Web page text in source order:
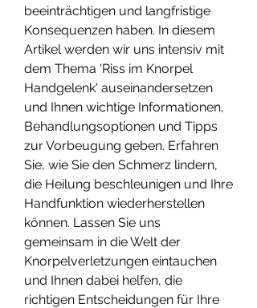
beeinträchtigen und langfristige
Konsequenzen haben. In diesem
Artikel werden wir uns intensiv mit
dem Thema 'Riss im Knorpel
Handgelenk' auseinandersetzen
und Ihnen wichtige Informationen,
Behandlungsoptionen und Tipps
zur Vorbeugung geben. Erfahren
Sie, wie Sie den Schmerz lindern,
die Heilung beschleunigen und Ihre
Handfunktion wiederherstellen
können. Lassen Sie uns
gemeinsam in die Welt der
Knorpelverletzungen eintauchen
und Ihnen dabei helfen, die
richtigen Entscheidungen für Ihre